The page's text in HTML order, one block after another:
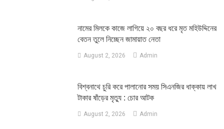
নামের মিলকে কাজে লাগিয়ে ২০ বছর ধরে মৃত মহিউদ্দিনের
বেতন তুলে নিচ্ছেন জামায়াত নেতা
August 2, 2026 Admin
‎বিশ্বনাথে চুরি করে পালানোর সময় সিএনজির ধাক্কায় লাখ
টাকার ষাঁড়ের মৃত্যু : চোর আটক
August 2, 2026 Admin